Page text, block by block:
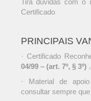
Tira dúvidas com o
Certificado
PRINCIPAIS
· Certificado
04/99 – (art. 7º, § 3º) .
· Material de
consultar sempre que